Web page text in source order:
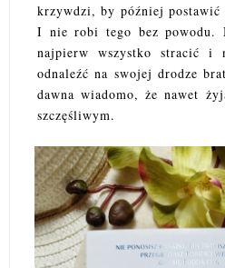
krzywdzi, by później postawić
I nie robi tego bez powodu.
najpierw wszystko stracić i
odnaleźć na swojej drodze
dawna wiadomo, że nawet
szczęśliwym.